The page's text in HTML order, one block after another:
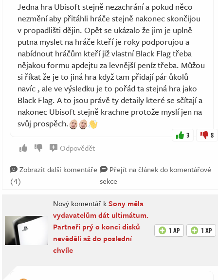
Jedna hra Ubisoft stejně nezachrání a pokud něco
nezmění aby přitáhli hráče stejně nakonec skončijou
v propadlišti dějin. Opět se ukázalo že jim je uplně
putna myslet na hráče kteří je roky podporujou a
nabídnout hráčům kteří již vlastní Black Flag třeba
nějakou formu apdejtu za levnější peníz třeba. Můžou
si říkat že je to jiná hra když tam přidají pár ůkolů
navíc , ale ve výsledku je to pořád ta stejná hra jako
Black Flag. A to jsou právě ty detaily které se sčítají a
nakonec Ubisoft stejně krachne protože myslí jen na
svůj prospěch.
3 8
Odpovědět
Zobrazit další komentáře
(4)
Přejít na článek do komentářové
sekce
Nový komentář kSony měla
vydavatelům dát ultimátum.
Partneři prý o konci disků
nevěděli až do poslední
chvíle
1 AP 1 XP